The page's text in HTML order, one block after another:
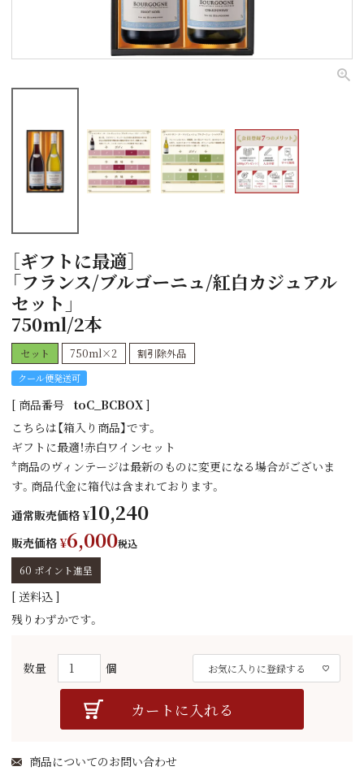
［ギフトに最適］
「フランス/ブルゴーニュ/紅白カジュアル
セット」
750ml/2本
セット 750ml×2 割引除外品
クール便発送可
商品番号
toC_BCBOX
こちらは【箱入り商品】です。
ギフトに最適！赤白ワインセット
*商品のヴィンテージは最新のものに変更になる場合がございま
す。商品代金に箱代は含まれております。
通常販売価格 ¥10,240
販売価格 ¥6,000税込
60 ポイント進呈
送料込
残りわずかです。
お気に入りに登録する
カートに入れる
商品についてのお問い合わせ